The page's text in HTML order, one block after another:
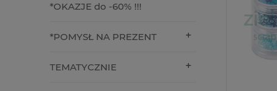
*OKAZJE do -60% !!!
*POMYSŁ NA PREZENT
TEMATYCZNIE